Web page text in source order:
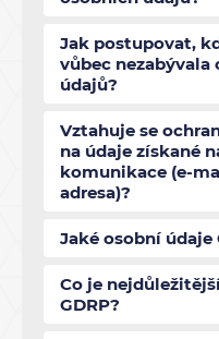
Jak postupovat,
vůbec nezabývala
údajů?
Vztahuje se
na údaje získané
komunikace (e-
adresa)?
Jaké osobní údaje
Co je
GDRP?